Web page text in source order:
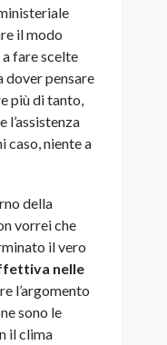
il modo
fare scelte
dover pensare
più di tanto,
l’assistenza
caso, niente a
della
vorrei che
il vero
nelle
l’argomento
sono le
il clima